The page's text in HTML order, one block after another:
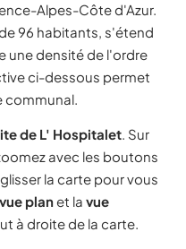
Alpes-Côte d'Azur.
96 habitants, s'étend
une densité de l'ordre
ci-dessous permet
communal.
de L' Hospitalet. Sur
avec les boutons
la carte pour vous
vue planet la vue
à droite de la carte.